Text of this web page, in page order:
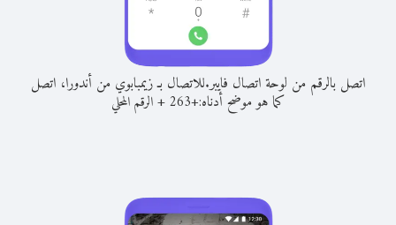
اتصل بالرقم من لوحة اتصال فايبر.للاتصال بـ زيمبابوي من أندورا، اتصل
كما هو موضح أدناه:+
263
+الرقم المحلي